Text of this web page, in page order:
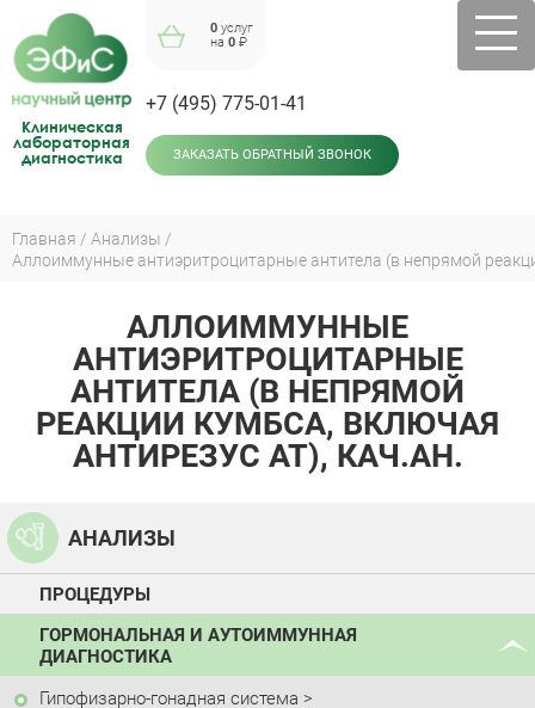
navigation
Клиническая
лабораторная
диагностика
0 услуг
на0 ₽
+7 (495) 775-01-41
ЗАКАЗАТЬ ОБРАТНЫЙ ЗВОНОК
Вы
Главная Анализы
АЛЛОИММУННЫЕ
АНТИЭРИТРОЦИТАРНЫЕ
АНТИТЕЛА (В НЕПРЯМОЙ
РЕАКЦИИ КУМБСА, ВКЛЮЧАЯ
АНТИРЕЗУС АТ), КАЧ.АН.
АНАЛИЗЫ
ПРОЦЕДУРЫ
ГОРМОНАЛЬНАЯ И АУТОИММУННАЯ
ДИАГНОСТИКА
Гипофизарно-гонадная система